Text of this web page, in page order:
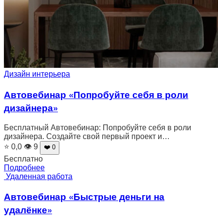
Дизайн интерьера
Автовебинар «Попробуйте себя в роли
дизайнера»
Бесплатный Автовебинар: Попробуйте себя в роли
дизайнера. Создайте свой первый проект и…
⭐ 0,0 👁 9 ❤️ 0
Бесплатно
Подробнее
Удаленная работа
Автовебинар «Быстрые деньги на
удалёнке»